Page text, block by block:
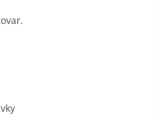
je 5 z 5 hviezdičiek.